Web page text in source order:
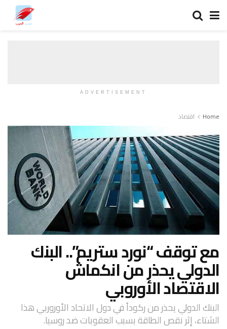
ADVERTISEMENT
Home اقتصاد
مع توقف “نورد ستريم”.. البنك
الدولي يحذر من انكماش
الاقتصاد الأوروبي
البنك الدولي يحذر من ركوداً في دول الاتحاد الأوروربي هذا
الشتاء، إثر نقص الطاقة بسبب العقوبات ضد روسيا.